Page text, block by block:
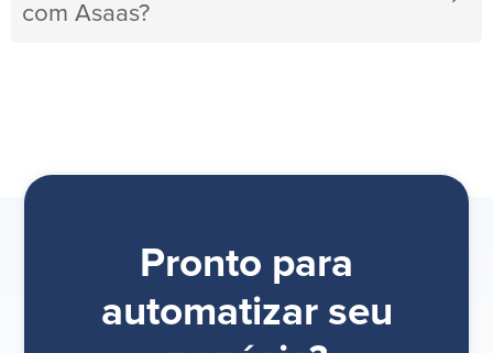
com Asaas?
Pronto para
automatizar seu